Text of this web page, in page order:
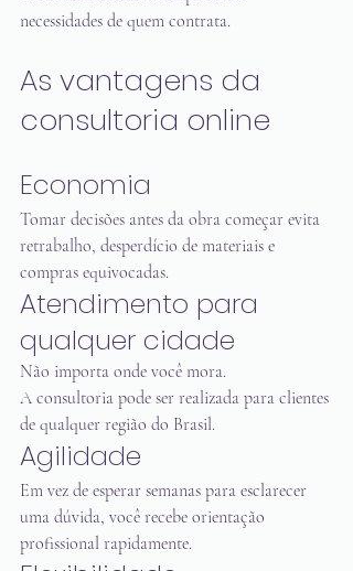
necessidades de quem contrata.
As vantagens da
consultoria online
Economia
Tomar decisões antes da obra começar evita
retrabalho, desperdício de materiais e
compras equivocadas.
Atendimento para
qualquer cidade
Não importa onde você mora.
A consultoria pode ser realizada para clientes
de qualquer região do Brasil.
Agilidade
Em vez de esperar semanas para esclarecer
uma dúvida, você recebe orientação
profissional rapidamente.